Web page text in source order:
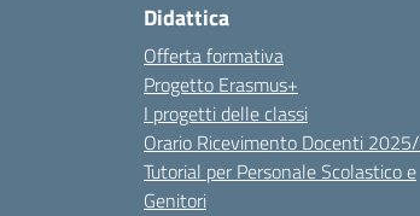
Didattica
Offerta formativa
Progetto Erasmus+
I progetti delle classi
Orario Ricevimento Docenti
Tutorial per Personale Scolastico e
Genitori